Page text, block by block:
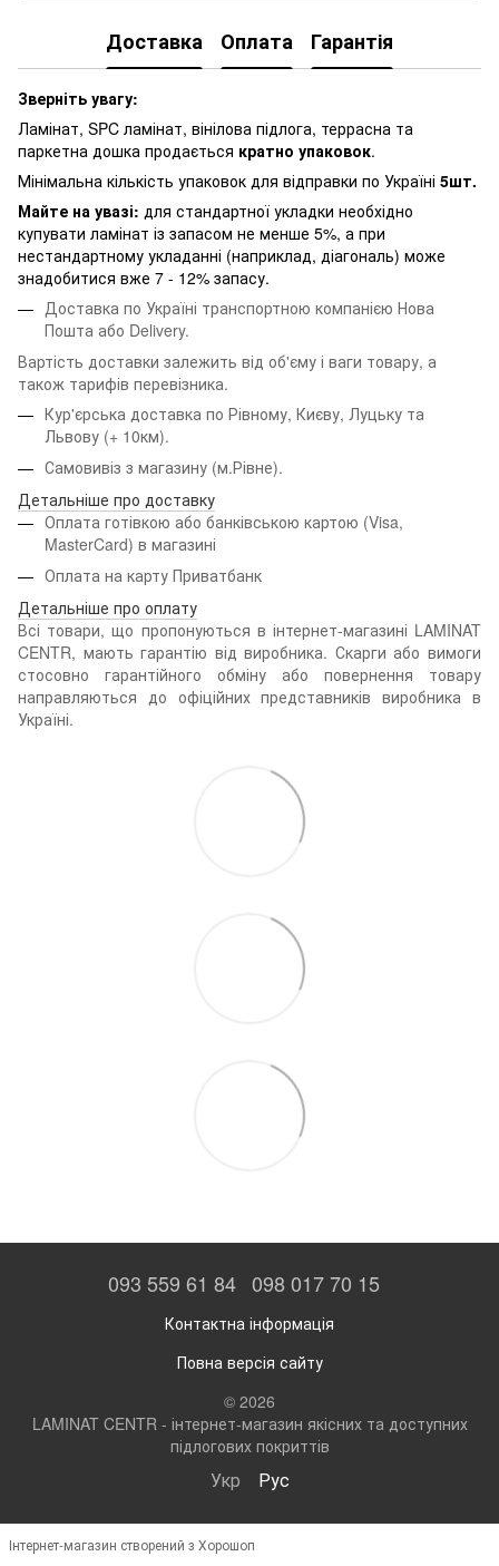
Доставка Оплата Гарантія
Зверніть увагу:
Ламінат, SPC ламінат, вінілова підлога, террасна та
паркетна дошка продається кратно упаковок.
Мінімальна кількість упаковок для відправки по Україні 5шт.
Майте на увазі: для стандартної укладки необхідно
купувати ламінат із запасом не менше 5%, а при
нестандартному укладанні (наприклад, діагональ) може
знадобитися вже 7 - 12% запасу.
Доставка по Україні транспортною компанією Нова
Пошта або Delivery.
Вартість доставки залежить від об'єму і ваги товару, а
також тарифів перевізника.
Кур'єрська доставка по Рівному, Києву, Луцьку та
Львову (+ 10км).
Самовивіз з магазину (м.Рівне).
Детальніше про доставку
Оплата готівкою або банківською картою (Visa,
MasterCard) в магазині
Оплата на карту Приватбанк
Детальніше про оплату
Всі товари, що пропонуються в інтернет-магазині LAMINAT
CENTR, мають гарантію від виробника. Скарги або вимоги
стосовно гарантійного обміну або повернення товару
направляються до офіційних представників виробника в
Україні.
093 559 61 84 098 017 70 15
Контактна інформація
Повна версія сайту
© 2026
LAMINAT CENTR - інтернет-магазин якісних та доступних
підлогових покриттів
Укр Рус
Інтернет-магазин створений з Хорошоп